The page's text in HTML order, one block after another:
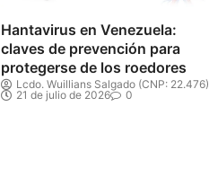
Hantavirus en Venezuela:
claves de prevención para
protegerse de los roedores
Lcdo. Wuillians Salgado (CNP: 22.476)
21 de julio de 2026
0